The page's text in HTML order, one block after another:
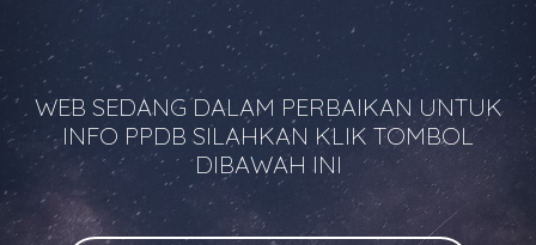
WEB SEDANG DALAM PERBAIKAN UNTUK
INFO PPDB SILAHKAN KLIK TOMBOL
DIBAWAH INI